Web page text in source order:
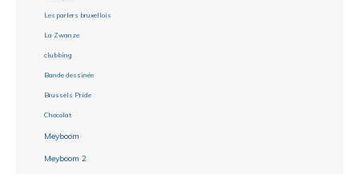
Les parlers bruxellois
La Zwanze
clubbing
Bande dessinée
Brussels Pride
Chocolat
Meyboom
Meyboom 2